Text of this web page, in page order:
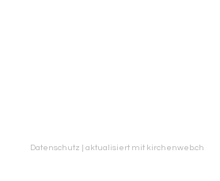
Datenschutz | aktualisiert mit kirchenweb.ch